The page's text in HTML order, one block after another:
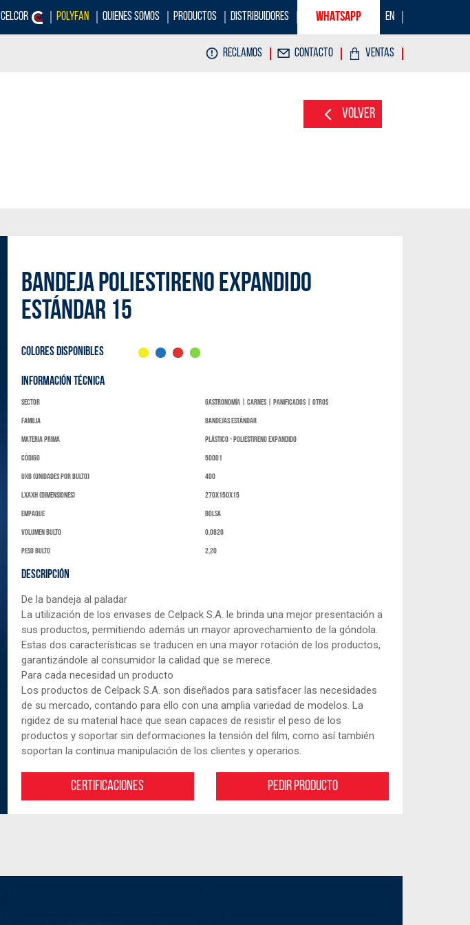
CELCOR POLYFAN QUIENES SOMOS PRODUCTOS DISTRIBUIDORES WHATSAPP EN
RECLAMOS CONTACTO VENTAS
Volver
BANDEJA POLIESTIRENO EXPANDIDO
ESTÁNDAR 15
COLORES DISPONIBLES
INFORMACIÓN TÉCNICA
Sector Gastronomía | Carnes | Panificados | Otros
Familia Bandejas Estándar
materia prima Plástico - Poliestireno expandido
código 50001
UXB (unidades por bulto) 400
LxAXH (dimensiones) 270x150x15
Empaque bolsa
Volumen bulto 0,0820
peso bulto 2,20
DESCRIPCIÓN
De la bandeja al paladar
La utilización de los envases de Celpack S.A. le brinda una mejor presentación a
sus productos, permitiendo además un mayor aprovechamiento de la góndola.
Estas dos características se traducen en una mayor rotación de los productos,
garantizándole al consumidor la calidad que se merece.
Para cada necesidad un producto
Los productos de Celpack S.A. son diseñados para satisfacer las necesidades
de su mercado, contando para ello con una amplia variedad de modelos. La
rigidez de su material hace que sean capaces de resistir el peso de los
productos y soportar sin deformaciones la tensión del film, como así también
soportan la continua manipulación de los clientes y operarios.
Certificaciones Pedir producto